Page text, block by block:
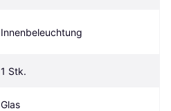
Innenbeleuchtung
1 Stk.
Glas